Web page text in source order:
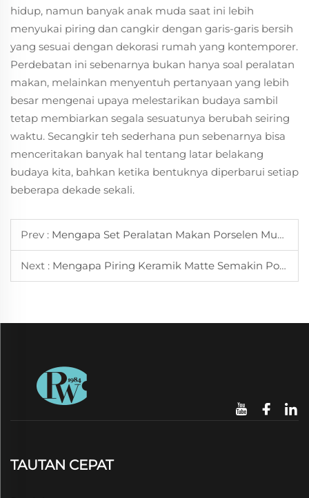
hidup, namun banyak anak muda saat ini lebih
menyukai piring dan cangkir dengan garis-garis bersih
yang sesuai dengan dekorasi rumah yang kontemporer.
Perdebatan ini sebenarnya bukan hanya soal peralatan
makan, melainkan menyentuh pertanyaan yang lebih
besar mengenai upaya melestarikan budaya sambil
tetap membiarkan segala sesuatunya berubah seiring
waktu. Secangkir teh sederhana pun sebenarnya bisa
menceritakan banyak hal tentang latar belakang
budaya kita, bahkan ketika bentuknya diperbarui setiap
beberapa dekade sekali.
Prev : Mengapa Set Peralatan Makan Porselen Mudah Dibersihkan dan Dirawat
Next : Mengapa Piring Keramik Matte Semakin Populer dalam Penyajian Makanan Modern
TAUTAN CEPAT